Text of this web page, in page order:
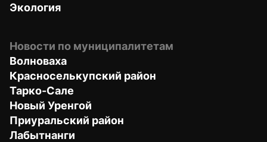
Экология
Новости по муниципалитетам
Волноваха
Красноселькупский район
Тарко-Сале
Новый Уренгой
Приуральский район
Лабытнанги